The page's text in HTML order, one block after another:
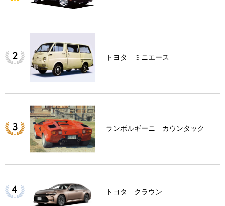
トヨタ ミニエース
ランボルギーニ カウンタック
トヨタ クラウン